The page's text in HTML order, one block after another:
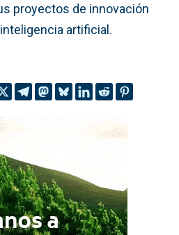
proyectos de innovación
artificial.